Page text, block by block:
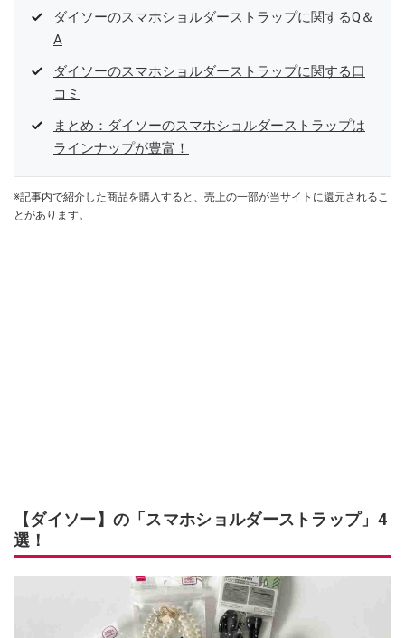
ダイソーのスマホショルダーストラップに関するQ＆
A
ダイソーのスマホショルダーストラップに関する口
コミ
まとめ：ダイソーのスマホショルダーストラップは
ラインナップが豊富！
※記事内で紹介した商品を購入すると、売上の一部が当サイトに還元されるこ
とがあります。
【ダイソー】の「スマホショルダーストラップ」4
選！